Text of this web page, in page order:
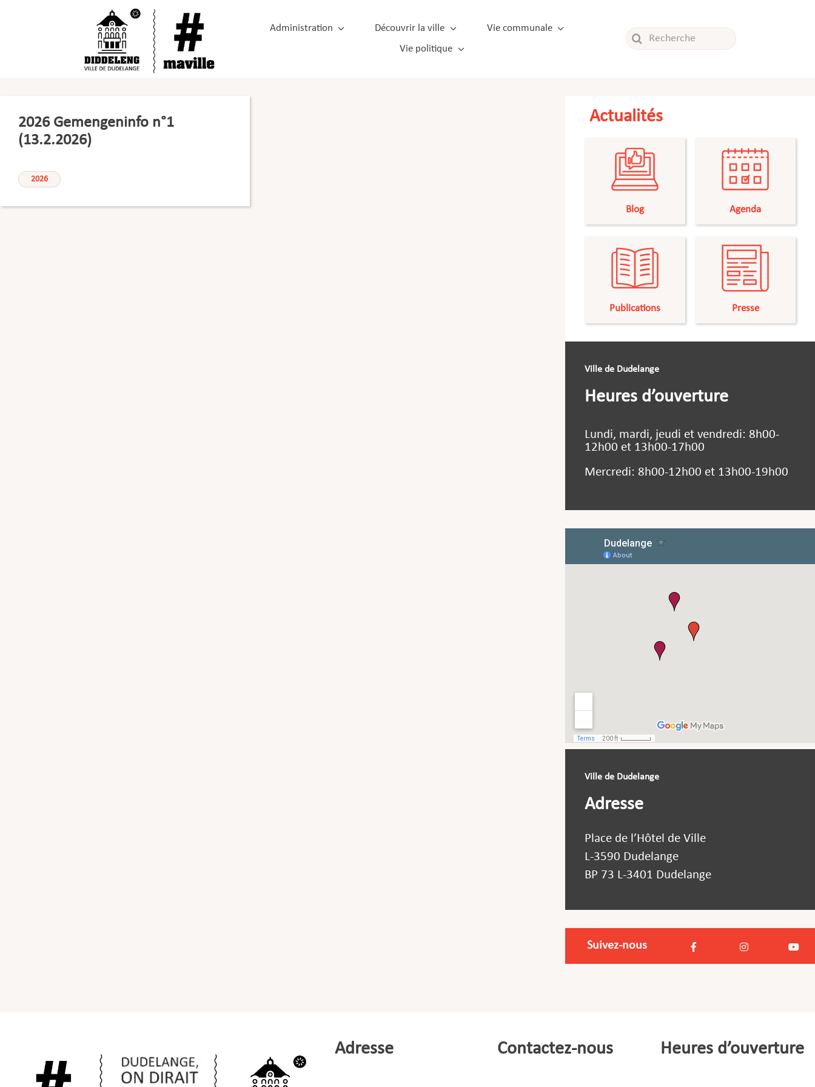
Administration Découvrir la ville
Vie communale
Vie politique
Rechercher:
2026 Gemengeninfo n°1
(13.2.2026)
2026
Actualités
Blog Agenda
Publications Presse
Ville de Dudelange
Heures d’ouverture
Lundi, mardi, jeudi et vendredi: 8h00-
12h00 et 13h00-17h00
Mercredi: 8h00-12h00 et 13h00-19h00
Ville de Dudelange
Adresse
Place de l’Hôtel de Ville
L-3590 Dudelange
BP 73 L-3401 Dudelange
Suivez-nous
Adresse Contactez-nous Heures d’ouverture